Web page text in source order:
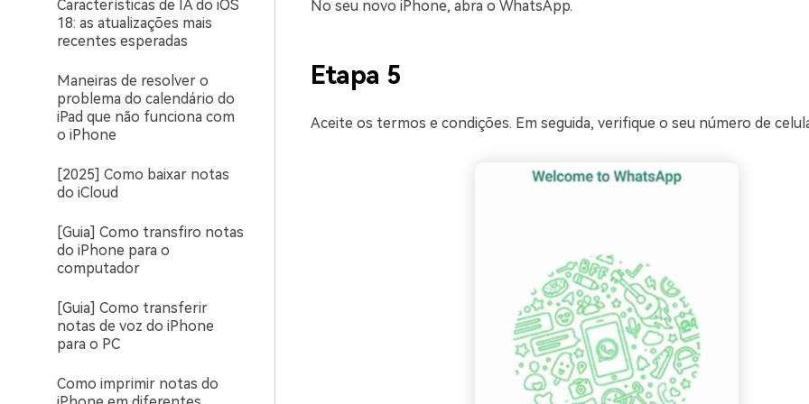
Características de IA do iOS
18: as atualizações mais
recentes esperadas
Maneiras de resolver o
problema do calendário do
iPad que não funciona com
o iPhone
[2025] Como baixar notas
do iCloud
[Guia] Como transfiro notas
do iPhone para o
computador
[Guia] Como transferir
notas de voz do iPhone
para o PC
Como imprimir notas do
No seu novo iPhone, abra o WhatsApp.
Etapa 5
Aceite os termos e condições. Em seguida, verifique o seu número de